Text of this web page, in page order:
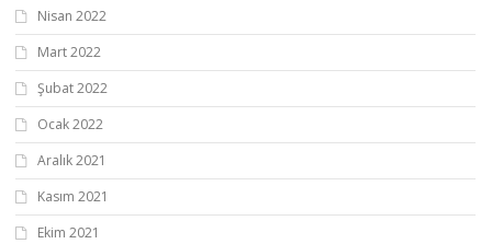
Nisan 2022
Mart 2022
Şubat 2022
Ocak 2022
Aralık 2021
Kasım 2021
Ekim 2021